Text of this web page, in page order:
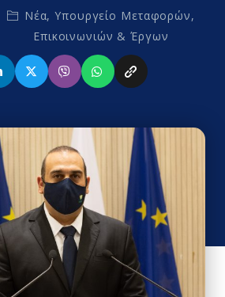
Νέα,Υπουργείο Μεταφορών,
Επικοινωνιών & Έργων